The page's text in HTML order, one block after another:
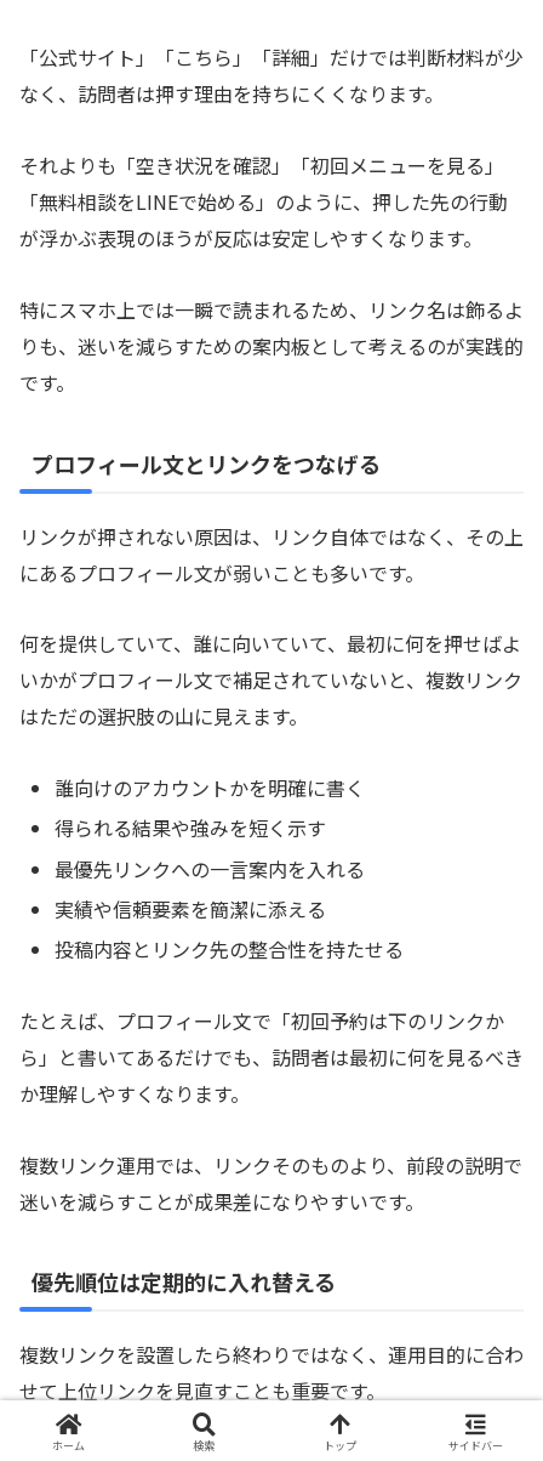
「公式サイト」「こちら」「詳細」だけでは判断材料が少
なく、訪問者は押す理由を持ちにくくなります。
それよりも「空き状況を確認」「初回メニューを見る」
「無料相談をLINEで始める」のように、押した先の行動
が浮かぶ表現のほうが反応は安定しやすくなります。
特にスマホ上では一瞬で読まれるため、リンク名は飾るよ
りも、迷いを減らすための案内板として考えるのが実践的
です。
プロフィール文とリンクをつなげる
リンクが押されない原因は、リンク自体ではなく、その上
にあるプロフィール文が弱いことも多いです。
何を提供していて、誰に向いていて、最初に何を押せばよ
いかがプロフィール文で補足されていないと、複数リンク
はただの選択肢の山に見えます。
誰向けのアカウントかを明確に書く
得られる結果や強みを短く示す
最優先リンクへの一言案内を入れる
実績や信頼要素を簡潔に添える
投稿内容とリンク先の整合性を持たせる
たとえば、プロフィール文で「初回予約は下のリンクか
ら」と書いてあるだけでも、訪問者は最初に何を見るべき
か理解しやすくなります。
複数リンク運用では、リンクそのものより、前段の説明で
迷いを減らすことが成果差になりやすいです。
優先順位は定期的に入れ替える
複数リンクを設置したら終わりではなく、運用目的に合わ
せて上位リンクを見直すことも重要です。
ホーム 検索 トップ サイドバー